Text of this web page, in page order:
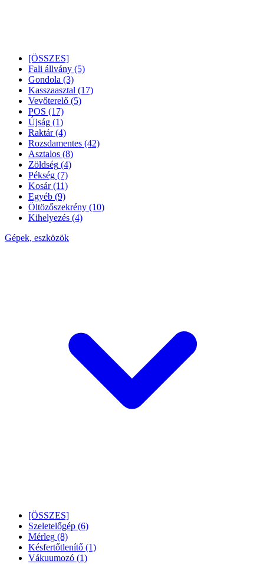
[ÖSSZES]
Fali állvány (5)
Gondola (3)
Kasszaasztal (17)
Vevőterelő (5)
POS (17)
Újság (1)
Raktár (4)
Rozsdamentes (42)
Asztalos (8)
Zöldség (4)
Pékség (7)
Kosár (11)
Egyéb (9)
Öltözőszekrény (10)
Kihelyezés (4)
Gépek, eszközök
[ÖSSZES]
Szeletelőgép (6)
Mérleg (8)
Késfertőtlenítő (1)
Vákuumozó (1)